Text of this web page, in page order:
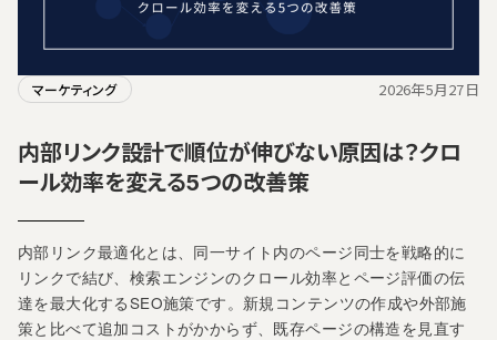
マーケティング 2026年5月27日
内部リンク設計で順位が伸びない原因は？クロ
ール効率を変える5つの改善策
内部リンク最適化とは、同一サイト内のページ同士を戦略的に
リンクで結び、検索エンジンのクロール効率とページ評価の伝
達を最大化するSEO施策です。新規コンテンツの作成や外部施
策と比べて追加コストがかからず、既存ページの構造を見直す